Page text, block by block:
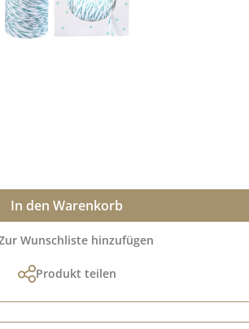
In den Warenkorb
Wunschliste hinzufügen
Produkt teilen